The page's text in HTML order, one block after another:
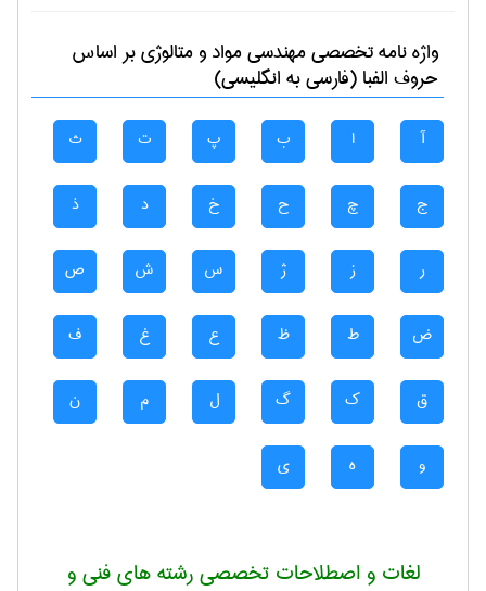
واژه نامه تخصصیمهندسی مواد و متالوژیبر اساس
حروف الفبا (فارسی به انگلیسی)
آ ا ب پ ت ث
ج چ ح خ د ذ
ر ز ژ س ش ص
ض ط ظ ع غ ف
ق ک گ ل م ن
و ه ی
لغات و اصطلاحات تخصصی رشته های فنی و